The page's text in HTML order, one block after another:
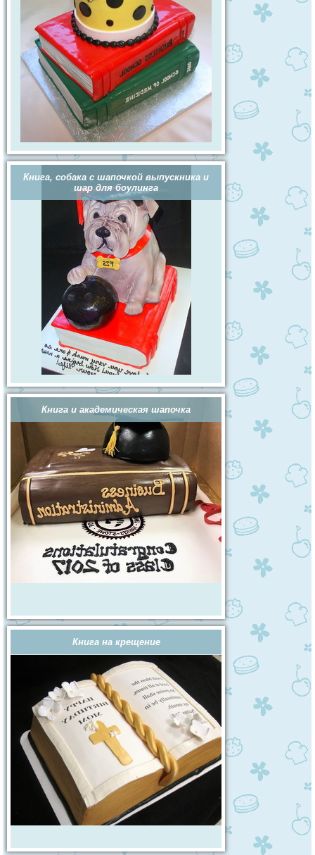
Книга, собака с шапочкой выпускника и
шар для боулинга
Книга и академическая шапочка
Книга на крещение